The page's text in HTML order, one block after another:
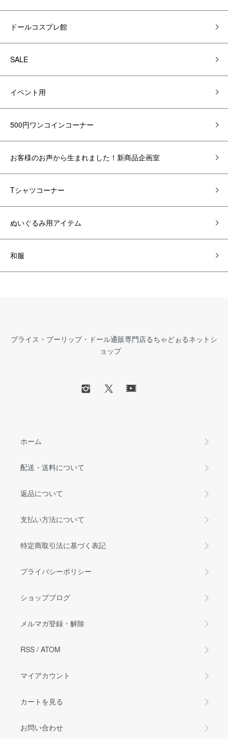
ドールコスプレ館
SALE
イベント用
500円ワンコインコーナー
お客様のお声から生まれました！新商品企画室
Tシャツコーナー
ぬいぐるみ用アイテム
和服
ブライス・プーリップ・ドール通販専門店るちゃどぉるネットシ
ョップ
ホーム
配送・送料について
返品について
支払い方法について
特定商取引法に基づく表記
プライバシーポリシー
ショップブログ
メルマガ登録・解除
RSS / ATOM
マイアカウント
カートを見る
お問い合わせ